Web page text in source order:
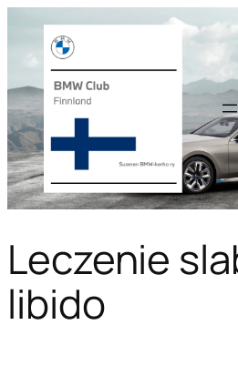
Leczenie
libido